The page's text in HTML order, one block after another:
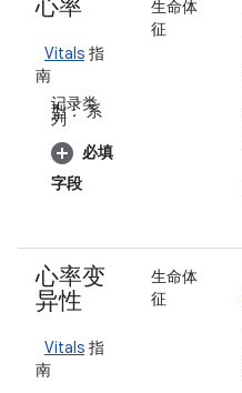
心率
Vitals 指
南
记录类
型：系
列
必填
字段
生命体
征
心率变
异性
Vitals 指
南
生命体
征